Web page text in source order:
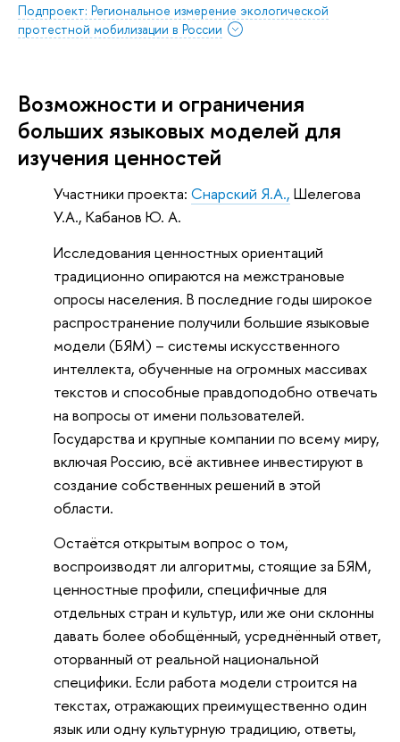
Подпроект: Региональное измерение экологической
протестной мобилизации в России
Возможности и ограничения
больших языковых моделей для
изучения ценностей
Участники проекта: Снарский Я.А., Шелегова
У.А., Кабанов Ю. А.
Исследования ценностных ориентаций
традиционно опираются на межстрановые
опросы населения. В последние годы широкое
распространение получили большие языковые
модели (БЯМ) – системы искусственного
интеллекта, обученные на огромных массивах
текстов и способные правдоподобно отвечать
на вопросы от имени пользователей.
Государства и крупные компании по всему миру,
включая Россию, всё активнее инвестируют в
создание собственных решений в этой
области.
Остаётся открытым вопрос о том,
воспроизводят ли алгоритмы, стоящие за БЯМ,
ценностные профили, специфичные для
отдельных стран и культур, или же они склонны
давать более обобщённый, усреднённый ответ,
оторванный от реальной национальной
специфики. Если работа модели строится на
текстах, отражающих преимущественно один
язык или одну культурную традицию, ответы,